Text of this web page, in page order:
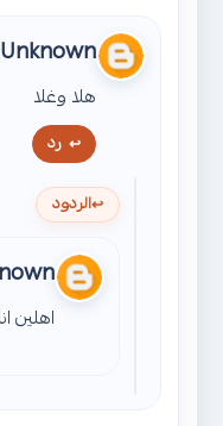
Unknown
هلا وغلا
رد
الردود
اهلين